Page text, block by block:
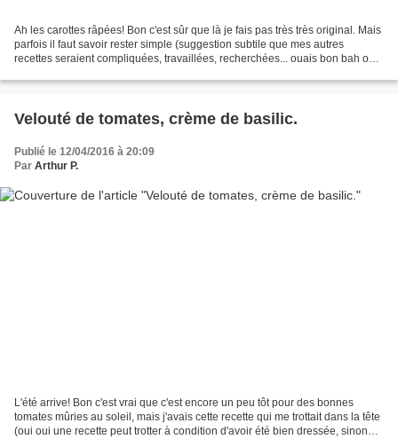
Ah les carottes râpées! Bon c'est sûr que là je fais pas très très original. Mais
parfois il faut savoir rester simple (suggestion subtile que mes autres
recettes seraient compliquées, travaillées, recherchées... ouais bon bah on
Velouté de tomates, crème de basilic.
Publié le 12/04/2016 à 20:09
Par Arthur P.
L'été arrive! Bon c'est vrai que c'est encore un peu tôt pour des bonnes
tomates mûries au soleil, mais j'avais cette recette qui me trottait dans la tête
(oui oui une recette peut trotter à condition d'avoir été bien dressée, sinon